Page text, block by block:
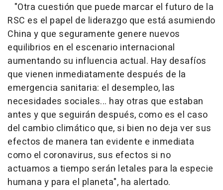
"Otra cuestión que puede marcar el futuro de la
RSC es el papel de liderazgo que está asumiendo
China y que seguramente genere nuevos
equilibrios en el escenario internacional
aumentando su influencia actual. Hay desafíos
que vienen inmediatamente después de la
emergencia sanitaria: el desempleo, las
necesidades sociales... hay otras que estaban
antes y que seguirán después, como es el caso
del cambio climático que, si bien no deja ver sus
efectos de manera tan evidente e inmediata
como el coronavirus, sus efectos si no
actuamos a tiempo serán letales para la especie
humana y para el planeta", ha alertado.